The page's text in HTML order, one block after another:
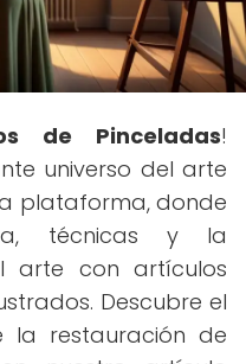
de Pinceladas!
universo del arte
plataforma, donde
técnicas y la
arte con artículos
Descubre el
la restauración de